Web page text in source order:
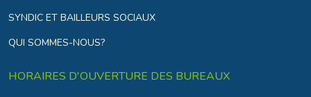
SYNDIC ET BAILLEURS SOCIAUX
QUI SOMMES-NOUS?
HORAIRES D'OUVERTURE DES BUREAUX